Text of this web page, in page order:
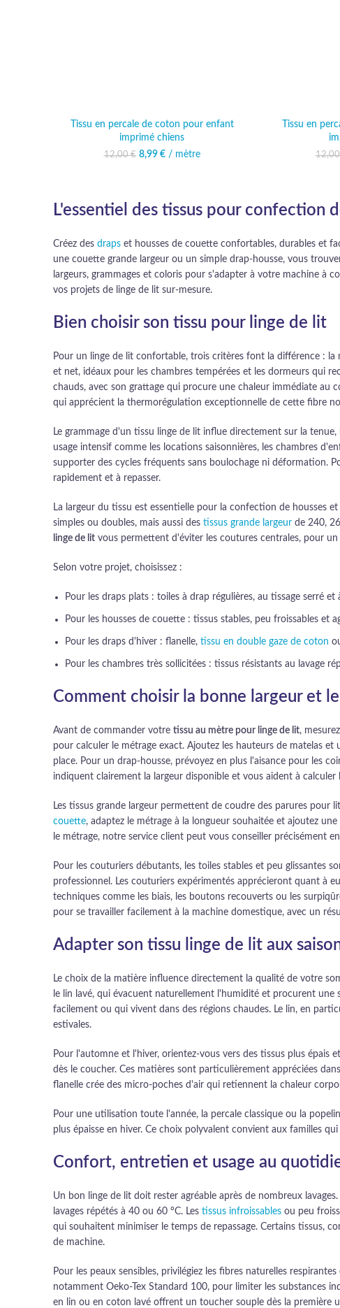
Tissu en percale de coton pour enfant
imprimé chiens
12,00€
Le prix initial était :
8,99 € Le prix actuel est :
/ mètre
Tissu en
L'essentiel des tissus pour confection
Créez des draps et housses de couette confortables, durables et
une couette grande largeur ou un simple drap-housse, vous
largeurs, grammages et coloris pour s'adapter à votre machine à
vos projets de linge de lit sur-mesure.
Bien choisir son tissu pour linge de lit
Pour un linge de lit confortable, trois critères font la différence : la
et net, idéaux pour les chambres tempérées et les dormeurs qui
chauds, avec son grattage qui procure une chaleur immédiate au
qui apprécient la thermorégulation exceptionnelle de cette fibre
Le grammage d'un tissu linge de lit influe directement sur la
usage intensif comme les locations saisonnières, les chambres
supporter des cycles fréquents sans boulochage ni déformation.
rapidement et à repasser.
La largeur du tissu est essentielle pour la confection de housses
simples ou doubles, mais aussi des tissus grande largeur de 240,
linge de lit vous permettent d'éviter les coutures centrales, pour
Selon votre projet, choisissez :
Pour les draps plats : toiles à drap régulières, au tissage serré
Pour les housses de couette : tissus stables, peu froissables
Pour les draps d'hiver : flanelle, tissu en double gaze de coton
Pour les chambres très sollicitées : tissus résistants au lavage
Comment choisir la bonne largeur et
Avant de commander votre tissu au mètre pour linge de lit,
pour calculer le métrage exact. Ajoutez les hauteurs de matelas
place. Pour un drap-housse, prévoyez en plus l'aisance pour les
indiquent clairement la largeur disponible et vous aident à
Les tissus grande largeur permettent de coudre des parures
couette, adaptez le métrage à la longueur souhaitée et ajoutez
le métrage, notre service client peut vous conseiller précisément
Pour les couturiers débutants, les toiles stables et peu glissantes
professionnel. Les couturiers expérimentés apprécieront quant à
techniques comme les biais, les boutons recouverts ou les
pour se travailler facilement à la machine domestique, avec un
Adapter son tissu linge de lit aux
Le choix de la matière influence directement la qualité de votre
le lin lavé, qui évacuent naturellement l'humidité et procurent
facilement ou qui vivent dans des régions chaudes. Le lin, en
estivales.
Pour l'automne et l'hiver, orientez-vous vers des tissus plus épais
dès le coucher. Ces matières sont particulièrement appréciées
flanelle crée des micro-poches d'air qui retiennent la chaleur
Pour une utilisation toute l'année, la percale classique ou la
plus épaisse en hiver. Ce choix polyvalent convient aux familles
Confort, entretien et usage au
Un bon linge de lit doit rester agréable après de nombreux
lavages répétés à 40 ou 60 °C. Les tissus infroissables ou peu
qui souhaitent minimiser le temps de repassage. Certains tissus,
de machine.
Pour les peaux sensibles, privilégiez les fibres naturelles
notamment Oeko-Tex Standard 100, pour limiter les substances
en lin ou en coton lavé offrent un toucher souple dès la première